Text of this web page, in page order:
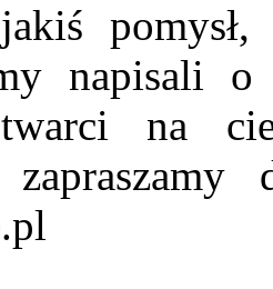
napisali
na